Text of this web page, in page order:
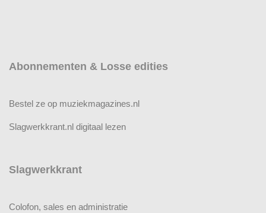
Abonnementen & Losse edities
Bestel ze op muziekmagazines.nl
Slagwerkkrant.nl digitaal lezen
Slagwerkkrant
Colofon, sales en administratie